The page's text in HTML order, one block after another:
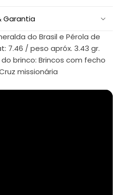
Garantia
do Brasil e Pérola de
7.46 / peso apróx. 3.43 gr.
do brinco: Brincos com fecho
missionária